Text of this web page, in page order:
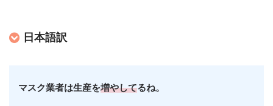
日本語訳
マスク業者は生産を増やしてるね。